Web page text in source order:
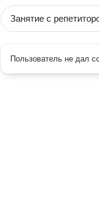
Занятие с
Пользователь не дал